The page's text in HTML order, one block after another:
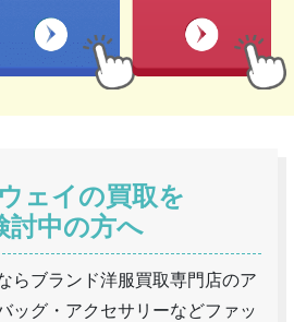
ェイの買取を
討中の方へ
らブランド洋服買取専門店のア
ッグ・アクセサリーなどファッ